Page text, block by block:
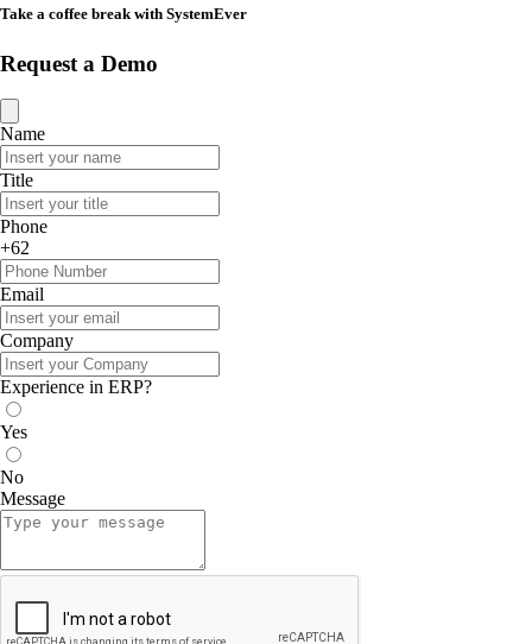
Take a coffee break with SystemEver
Request a Demo
Name
Title
Phone
+62
Email
Company
Experience in ERP?
Yes
No
Message